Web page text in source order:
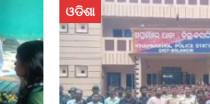
ଓଡିଶା